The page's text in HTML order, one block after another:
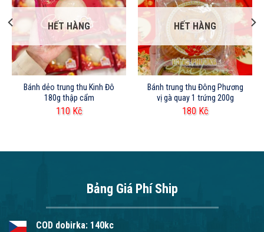
HẾT HÀNG
Bánh dẻo trung thu Kinh Đô
180g thập cẩm
110 Kč
HẾT HÀNG
Bánh trung thu Đông Phương
vị gà quay 1 trứng 200g
180 Kč
Bảng Giá Phí Ship
COD dobirka: 140kc